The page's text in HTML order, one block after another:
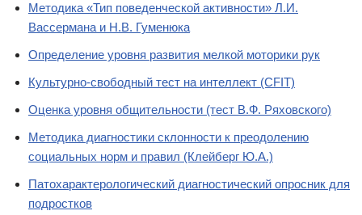
Методика «Тип поведенческой активности» Л.И.
Вассермана и Н.В. Гуменюка
Определение уровня развития мелкой моторики рук
Культурно-свободный тест на интеллект (CFIT)
Оценка уровня общительности (тест В.Ф. Ряховского)
Методика диагностики склонности к преодолению
социальных норм и правил (Клейберг Ю.А.)
Патохарактерологический диагностический опросник для
подростков